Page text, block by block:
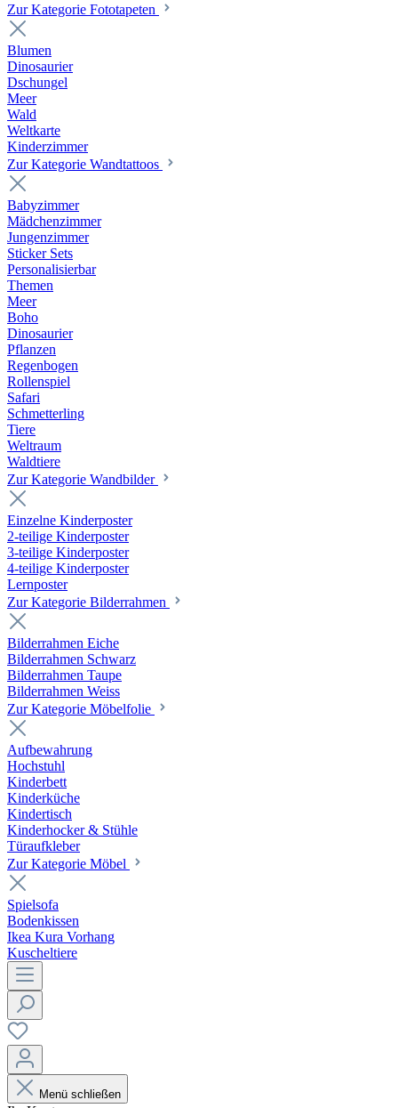
Zur Kategorie Fototapeten
Blumen
Dinosaurier
Dschungel
Meer
Wald
Weltkarte
Kinderzimmer
Zur Kategorie Wandtattoos
Babyzimmer
Mädchenzimmer
Jungenzimmer
Sticker Sets
Personalisierbar
Themen
Meer
Boho
Dinosaurier
Pflanzen
Regenbogen
Rollenspiel
Safari
Schmetterling
Tiere
Weltraum
Waldtiere
Zur Kategorie Wandbilder
Einzelne Kinderposter
2-teilige Kinderposter
3-teilige Kinderposter
4-teilige Kinderposter
Lernposter
Zur Kategorie Bilderrahmen
Bilderrahmen Eiche
Bilderrahmen Schwarz
Bilderrahmen Taupe
Bilderrahmen Weiss
Zur Kategorie Möbelfolie
Aufbewahrung
Hochstuhl
Kinderbett
Kinderküche
Kindertisch
Kinderhocker & Stühle
Türaufkleber
Zur Kategorie Möbel
Spielsofa
Bodenkissen
Ikea Kura Vorhang
Kuscheltiere
Menü schließen